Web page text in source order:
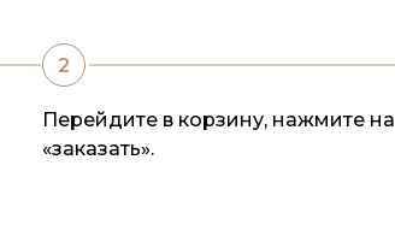
Перейдите в корзину, нажмите на
«заказать».